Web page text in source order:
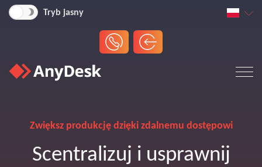
Tryb jasny
Zwiększ produkcję dzięki zdalnemu dostępowi
Scentralizuj i usprawnij